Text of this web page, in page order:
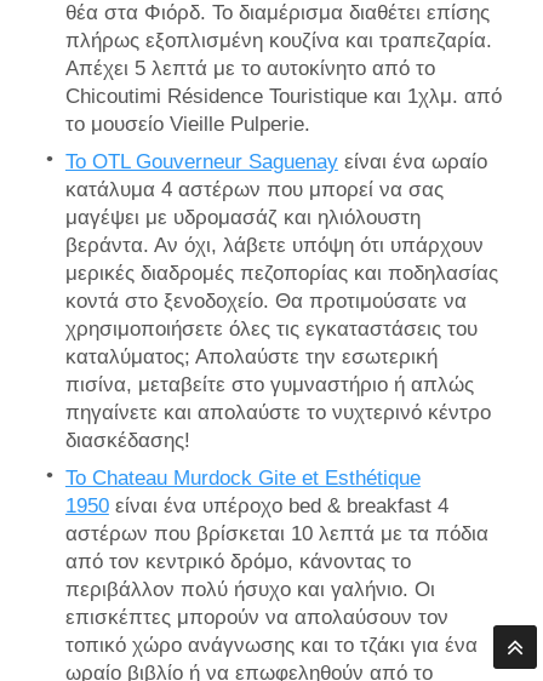
θέα στα Φιόρδ. Το διαμέρισμα διαθέτει επίσης
πλήρως εξοπλισμένη κουζίνα και τραπεζαρία.
Απέχει 5 λεπτά με το αυτοκίνητο από το
Chicoutimi Résidence Touristique και 1χλμ. από
το μουσείο Vieille Pulperie.
Το OTL Gouverneur Saguenayείναι ένα ωραίο
κατάλυμα 4 αστέρων που μπορεί να σας
μαγέψει με υδρομασάζ και ηλιόλουστη
βεράντα. Αν όχι, λάβετε υπόψη ότι υπάρχουν
μερικές διαδρομές πεζοπορίας και ποδηλασίας
κοντά στο ξενοδοχείο. Θα προτιμούσατε να
χρησιμοποιήσετε όλες τις εγκαταστάσεις του
καταλύματος; Απολαύστε την εσωτερική
πισίνα, μεταβείτε στο γυμναστήριο ή απλώς
πηγαίνετε και απολαύστε το νυχτερινό κέντρο
διασκέδασης!
Το Chateau Murdock Gite et Esthétique
1950είναι ένα υπέροχο bed & breakfast 4
αστέρων που βρίσκεται 10 λεπτά με τα πόδια
από τον κεντρικό δρόμο, κάνοντας το
περιβάλλον πολύ ήσυχο και γαλήνιο. Οι
επισκέπτες μπορούν να απολαύσουν τον
τοπικό χώρο ανάγνωσης και το τζάκι για ένα
ωραίο βιβλίο ή να επωφεληθούν από το